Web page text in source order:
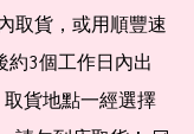
取貨，或用順豐速
約3個工作日內出
貨地點一經選擇